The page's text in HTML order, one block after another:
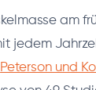
am
jedem
Peterson und